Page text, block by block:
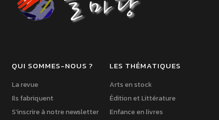
QUI SOMMES-NOUS ?
La revue
Ils fabriquent
S’inscrire à notre newsletter
LES THÉMATIQUES
Arts en stock
Édition et Littérature
Enfance en livres